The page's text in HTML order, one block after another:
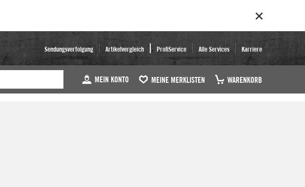
Sendungsverfolgung Artikelvergleich ProfiService Alle Services Karriere
MEIN KONTO MEINE MERKLISTEN WARENKORB